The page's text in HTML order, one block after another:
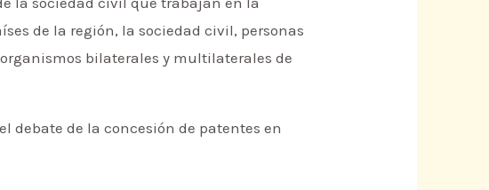
de la región, la sociedad civil, personas
bilaterales y multilaterales de
el debate de la concesión de patentes en